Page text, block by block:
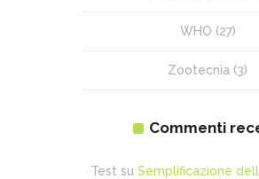
WHO (27)
Zootecnia (3)
Commenti
Test su Semplificazione